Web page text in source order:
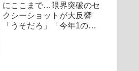
にここまで…限界突破のセ
クシーショットが大反響
「うそだろ」「今年1の衝